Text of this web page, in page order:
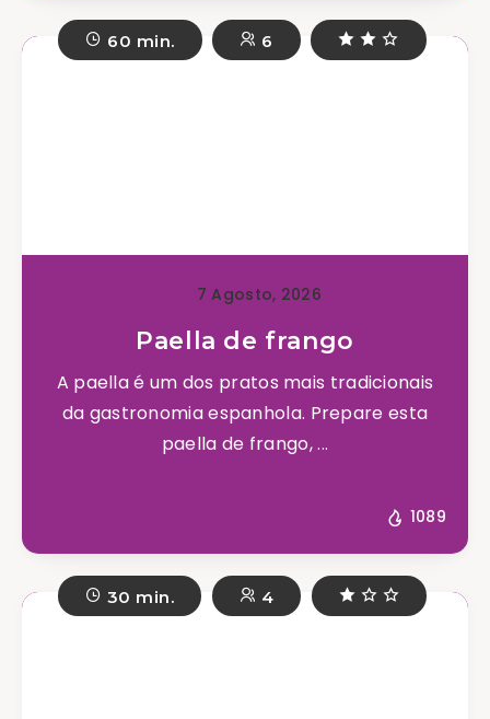
60 min. 6
7 Agosto, 2026
Paella de frango
A paella é um dos pratos mais tradicionais
da gastronomia espanhola. Prepare esta
paella de frango, ...
1089
30 min. 4